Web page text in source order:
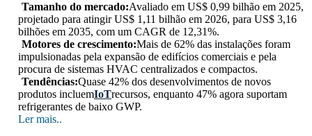
Tamanho do mercado:Avaliado em US$ 0,99 bilhão em 2025,
projetado para atingir US$ 1,11 bilhão em 2026, para US$ 3,16
bilhões em 2035, com um CAGR de 12,31%.
Motores de crescimento:Mais de 62% das instalações foram
impulsionadas pela expansão de edifícios comerciais e pela
procura de sistemas HVAC centralizados e compactos.
Tendências:Quase 42% dos desenvolvimentos de novos
produtos incluemIoTrecursos, enquanto 47% agora suportam
refrigerantes de baixo GWP.
Ler mais..